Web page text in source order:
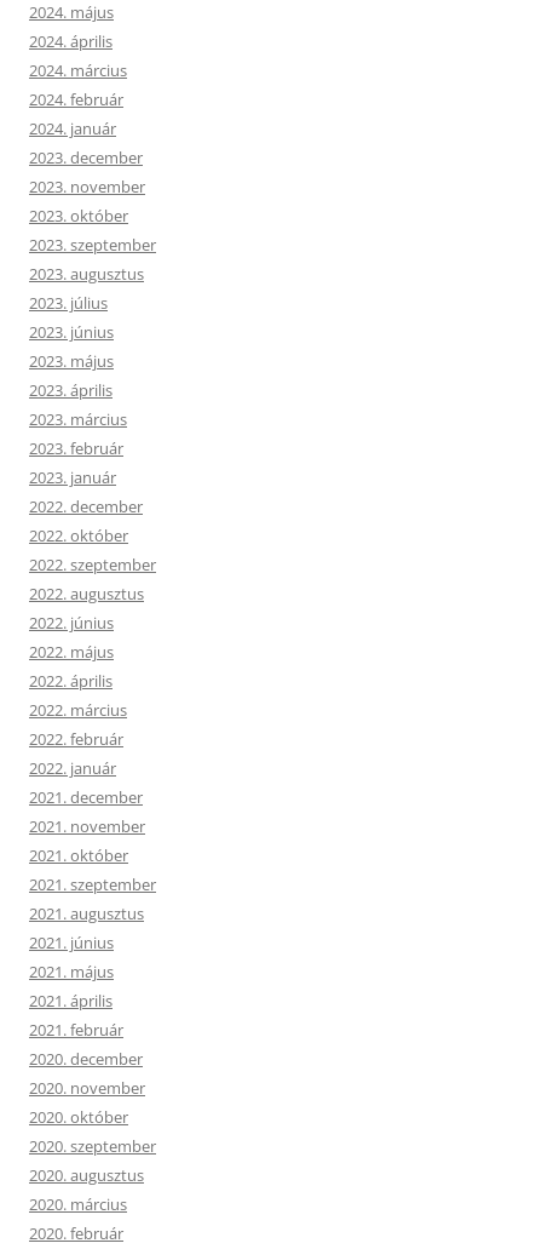
2024. május
2024. április
2024. március
2024. február
2024. január
2023. december
2023. november
2023. október
2023. szeptember
2023. augusztus
2023. július
2023. június
2023. május
2023. április
2023. március
2023. február
2023. január
2022. december
2022. október
2022. szeptember
2022. augusztus
2022. június
2022. május
2022. április
2022. március
2022. február
2022. január
2021. december
2021. november
2021. október
2021. szeptember
2021. augusztus
2021. június
2021. május
2021. április
2021. február
2020. december
2020. november
2020. október
2020. szeptember
2020. augusztus
2020. március
2020. február